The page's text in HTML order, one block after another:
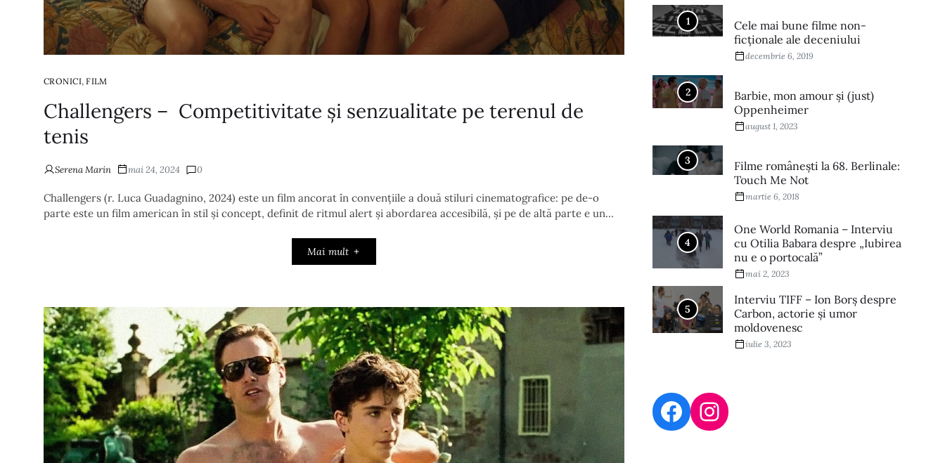
CRONICI,FILM
Challengers – Competitivitate și senzualitate pe terenul de
tenis
Serena Marin mai 24, 2024 0
Challengers (r. Luca Guadagnino, 2024) este un film ancorat în convențiile a două stiluri cinematografice: pe de-o
parte este un film american în stil și concept, definit de ritmul alert și abordarea accesibilă, și pe de altă parte e un…
Mai mult
1
Cele mai bune filme non-
ficționale ale deceniului
decembrie 6, 2019
2
Barbie, mon amour și (just)
Oppenheimer
august 1, 2023
3
Filme româneşti la 68. Berlinale:
Touch Me Not
martie 6, 2018
4
One World Romania – Interviu
cu Otilia Babara despre „Iubirea
nu e o portocală”
mai 2, 2023
5
Interviu TIFF – Ion Borș despre
Carbon, actorie și umor
moldovenesc
iulie 3, 2023